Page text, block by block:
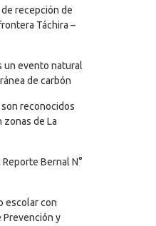
recepción de
Táchira –
un evento natural
de carbón
reconocidos
de La
Reporte Bernal N°
escolar con
Prevención y